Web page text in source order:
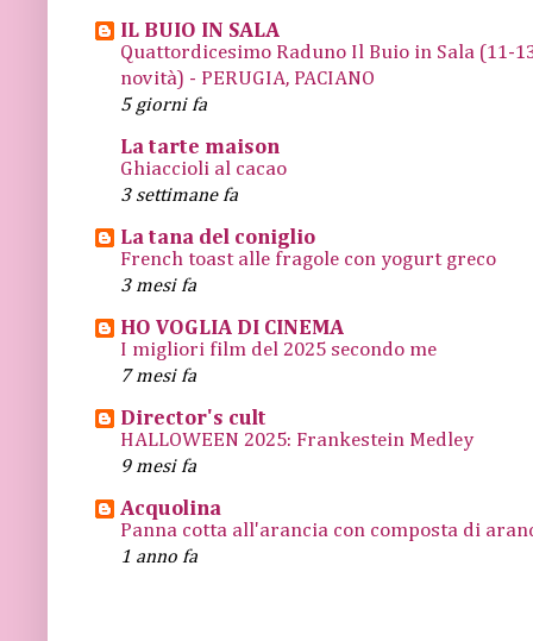
IL BUIO IN SALA
Quattordicesimo Raduno Il Buio in Sala (11-
novità) - PERUGIA, PACIANO
5 giorni fa
La tarte maison
Ghiaccioli al cacao
3 settimane fa
La tana del coniglio
French toast alle fragole con yogurt greco
3 mesi fa
HO VOGLIA DI CINEMA
I migliori film del 2025 secondo me
7 mesi fa
Director's cult
HALLOWEEN 2025: Frankestein Medley
9 mesi fa
Acquolina
Panna cotta all'arancia con composta di
1 anno fa